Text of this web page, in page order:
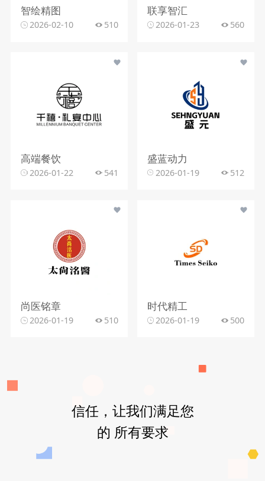
智绘精图
2026-02-10 510
联享智汇
2026-01-23 560
高端餐饮
2026-01-22 541
盛蓝动力
2026-01-19 512
尚医铭章
2026-01-19 510
时代精工
2026-01-19 500
信任，让我们满足您
的 所有要求